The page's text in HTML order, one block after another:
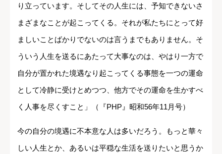
り立っています。そしてその人生には、予知できないさ
まざまなことが起こってくる。それが私たちにとって好
ましいことばかりでないのは言うまでもありません。そ
ういう人生を送るにあたって大事なのは、やはり一方で
自分が置かれた境遇なり起こってくる事態を一つの運命
として冷静に受けとめつつ、他方でその運命を生かすべ
く人事を尽くすこと」（『PHP』昭和56年11月号）
今の自分の境遇に不本意な人は多いだろう。もっと華々
しい人生とか、あるいは平穏な生活を送りたいと思うか